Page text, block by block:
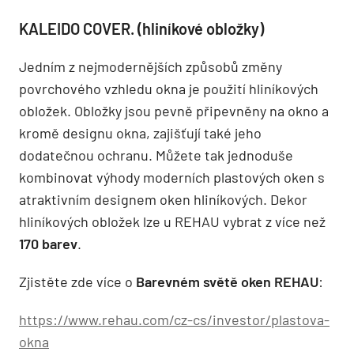
KALEIDO COVER. (hliníkové obložky)
Jedním z nejmodernějších způsobů změny
povrchového vzhledu okna je použití hliníkových
obložek. Obložky jsou pevně připevněny na okno a
kromě designu okna, zajišťují také jeho
dodatečnou ochranu. Můžete tak jednoduše
kombinovat výhody moderních plastových oken s
atraktivním designem oken hliníkových. Dekor
hliníkových obložek lze u REHAU vybrat z více než
170 barev.
Zjistěte zde více o Barevném světě oken REHAU:
https://www.rehau.com/cz-cs/investor/plastova-
okna